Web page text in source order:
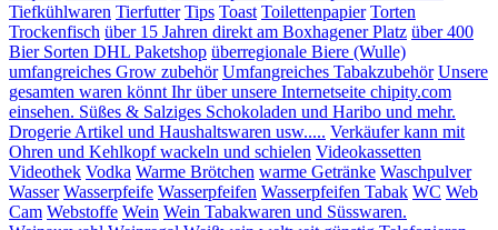
Tiefkühlwaren Tierfutter Tips Toast Toilettenpapier Torten
Trockenfisch über 15 Jahren direkt am Boxhagener Platz über 400
Bier Sorten DHL Paketshop überregionale Biere (Wulle)
umfangreiches Grow zubehör Umfangreiches Tabakzubehör Unsere
gesamten waren könnt Ihr über unsere Internetseite chipity.com
einsehen. Süßes & Salziges Schokoladen und Haribo und mehr.
Drogerie Artikel und Haushaltswaren usw..... Verkäufer kann mit
Ohren und Kehlkopf wackeln und schielen Videokassetten
Videothek Vodka Warme Brötchen warme Getränke Waschpulver
Wasser Wasserpfeife Wasserpfeifen Wasserpfeifen Tabak WC Web
Cam Webstoffe Wein Wein Tabakwaren und Süsswaren.